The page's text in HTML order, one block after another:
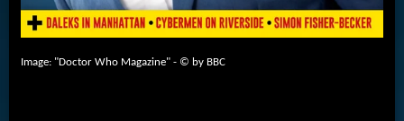
Image: "Doctor Who Magazine" - © by BBC